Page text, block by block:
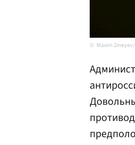
Maxim